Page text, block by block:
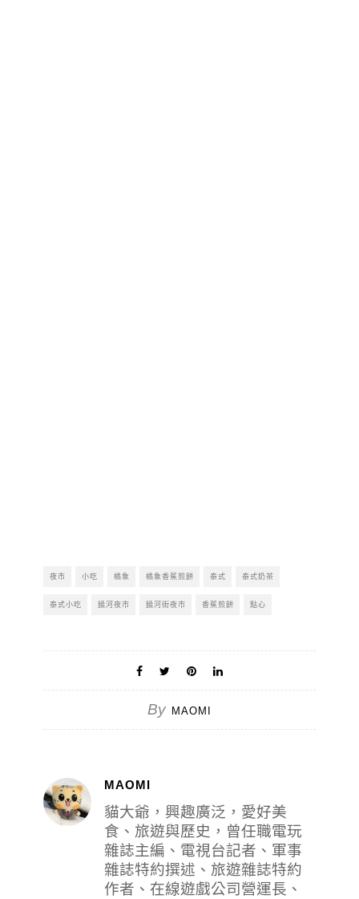
夜市 小吃 橘象 橘象香蕉煎餅 泰式 泰式奶茶
泰式小吃 饒河夜市 饒河街夜市 香蕉煎餅 點心
By MAOMI
MAOMI
貓大爺，興趣廣泛，愛好美
食、旅遊與歷史，曾任職電玩
雜誌主編、電視台記者、軍事
雜誌特約撰述、旅遊雜誌特約
作者、在線遊戲公司營運長、